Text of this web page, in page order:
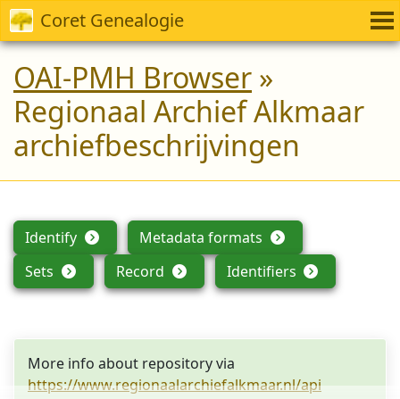
Coret Genealogie
OAI-PMH Browser »
Regionaal Archief Alkmaar
archiefbeschrijvingen
Identify
Metadata formats
Sets
Record Identifiers
More info about repository via
https://www.regionaalarchiefalkmaar.nl/api